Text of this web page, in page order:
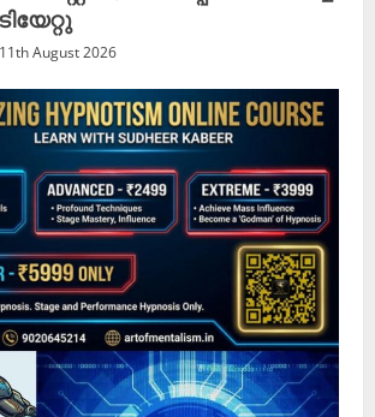
11th August 2026